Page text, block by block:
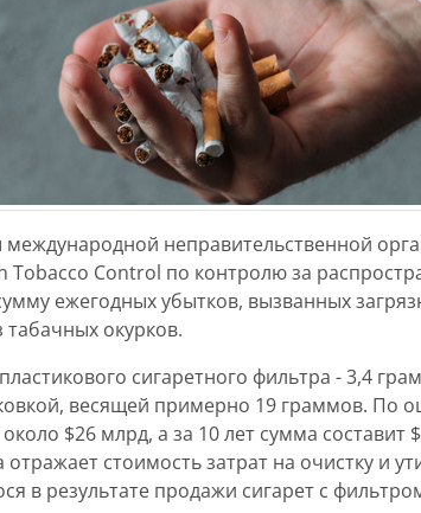
международной неправительственной
Tobacco Control по контролю за
ежегодных убытков, вызванных
табачных окурков.
сигаретного фильтра - 3,4
весящей примерно 19 граммов. По
$26 млрд, а за 10 лет сумма составит
стоимость затрат на очистку и
в результате продажи сигарет с